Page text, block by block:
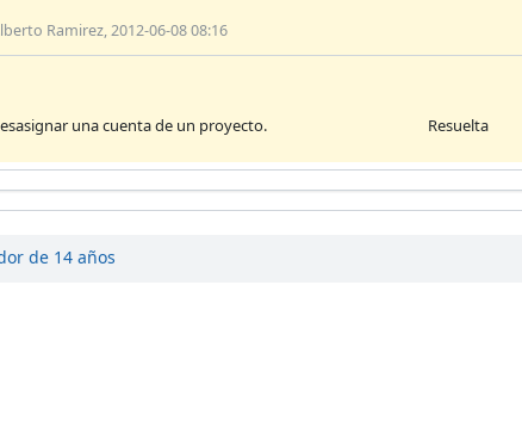
Ramirez, 2012-06-08 08:16
una cuenta de un proyecto. Resuelta
de 14 años